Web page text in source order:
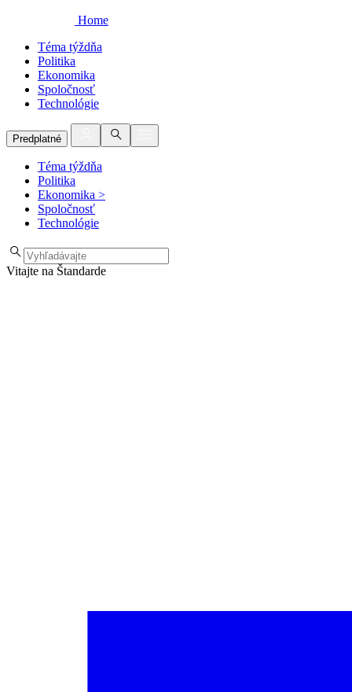
Home
Téma týždňa
Politika
Ekonomika
Spoločnosť
Technológie
Predplatné
Téma týždňa
Politika
Ekonomika >
Spoločnosť
Technológie
Vitajte na Štandarde